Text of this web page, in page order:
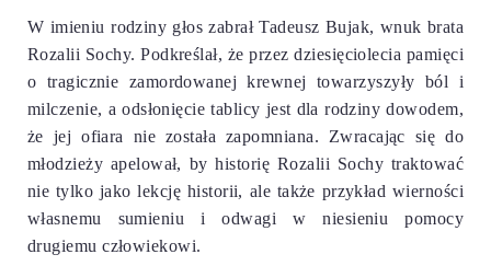
W imieniu rodziny głos zabrał Tadeusz Bujak, wnuk brata
Rozalii Sochy. Podkreślał, że przez dziesięciolecia pamięci
o tragicznie zamordowanej krewnej towarzyszyły ból i
milczenie, a odsłonięcie tablicy jest dla rodziny dowodem,
że jej ofiara nie została zapomniana. Zwracając się do
młodzieży apelował, by historię Rozalii Sochy traktować
nie tylko jako lekcję historii, ale także przykład wierności
własnemu sumieniu i odwagi w niesieniu pomocy
drugiemu człowiekowi.